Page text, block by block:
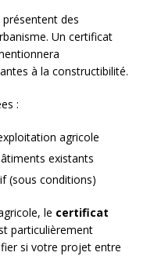
présentent des
Un certificat
à la constructibilité.
:
agricole
existants
(sous conditions)
le certificat
particulièrement
si votre projet entre